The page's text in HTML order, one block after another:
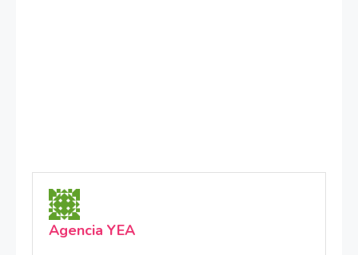
Agencia YEA